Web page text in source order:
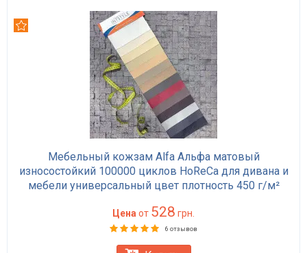
Мебельный кожзам Alfa Альфа матовый
износостойкий 100000 циклов HoReCa для дивана и
мебели универсальный цвет плотность 450 г/м²
Цена от 528 грн.
6 отзывов